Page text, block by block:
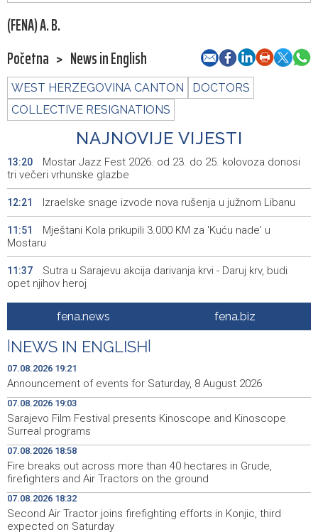
(FENA) A. B.
Početna > News in English
WEST HERZEGOVINA CANTON
DOCTORS
COLLECTIVE RESIGNATIONS
NAJNOVIJE VIJESTI
13:20
Mostar Jazz Fest 2026. od 23. do 25. kolovoza donosi
tri večeri vrhunske glazbe
12:21 Izraelske snage izvode nova rušenja u južnom Libanu
11:51
Mještani Kola prikupili 3.000 KM za 'Kuću nade' u
Mostaru
11:37
Sutra u Sarajevu akcija darivanja krvi - Daruj krv, budi
opet njihov heroj
BiH među zapaženijim učesnicima CIGRE u Parizu - AI i
energetska tranzicija u fokusu
10:28
Pezer već sutra nastupa u kvalifikacijama, vjeruje da će i
navečer biti u finalu EP-a u Birminghamu
Ballian: Neopravdana sječa stabala a grad zbog manjka
drveća sve topliji
10:09
FBiH nema objedinjene podatke o povučenom i
uništenom mesu, prekršaji utvrđeni u 40 kontrola
10:03
Marija Šerifović pred više hiljada posjetitelja na Piroti
zatvorila 'Dane dijaspore 2026' u Travniku
09:28
Kušljugić: Sprječavanje dehidracije i pregrijavanja ključni
za očuvanje zdravlja srca tokom vrućina
fena.news fena.biz
NEWS IN ENGLISH
07.08.2026 19:21
Announcement of events for Saturday, 8 August 2026
07.08.2026 19:03
Sarajevo Film Festival presents Kinoscope and Kinoscope
Surreal programs
07.08.2026 18:58
Fire breaks out across more than 40 hectares in Grude,
firefighters and Air Tractors on the ground
07.08.2026 18:32
Second Air Tractor joins firefighting efforts in Konjic, third
expected on Saturday